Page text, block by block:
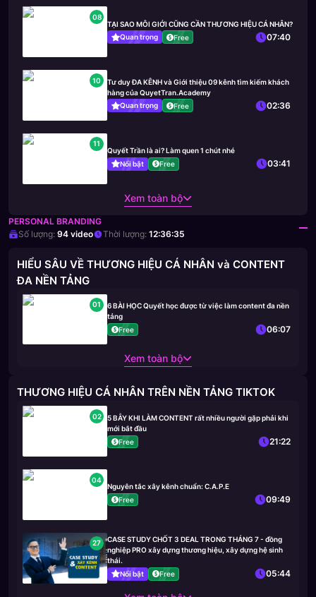
08
TẠI SAO MÔI GIỚI CŨNG CẦN THƯƠNG HIỆU CÁ NHÂN?
Quan trọng
Free 07:40
10
Tư duy ĐA KÊNH và Giới thiệu 09 kênh tìm kiếm khách
hàng của QuyetTran.Academy
Quan trọng
Free 02:36
11
Quyết Trần là ai? Làm quen 1 chút nhé
Nổi bật
Free 03:41
Xem toàn bộ
PERSONAL BRANDING
Số lượng: 94 video Thời lượng: 12:36:35
HIỂU SÂU VỀ THƯƠNG HIỆU CÁ NHÂN và CONTENT
ĐA NỀN TẢNG
01
6 BÀI HỌC Quyết học được từ việc làm content đa nền
tảng
Free
06:07
Xem toàn bộ
THƯƠNG HIỆU CÁ NHÂN TRÊN NỀN TẢNG TIKTOK
02
5 BẪY KHI LÀM CONTENT rất nhiều người gặp phải khi
mới bắt đầu
Free
21:22
04
Nguyên tắc xây kênh chuẩn: C.A.P.E
Free
09:49
27
CASE STUDY CHỐT 3 DEAL TRONG THÁNG 7 - đồng
nghiệp PRO xây dựng thương hiệu, xây dựng hệ sinh
thái.
Nổi bật
Free 05:44